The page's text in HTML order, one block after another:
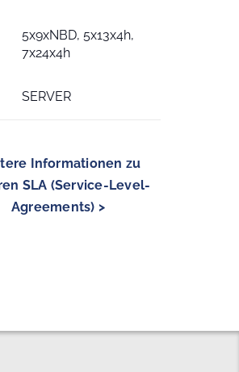
5x9xNBD, 5x13x4h,
7x24x4h
SERVER
Informationen zu
SLA (Service-Level-
Agreements) >